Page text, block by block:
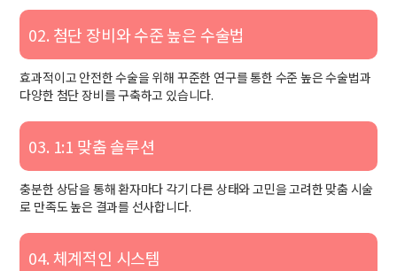
02. 첨단 장비와 수준 높은 수술법
효과적이고 안전한 수술을 위해 꾸준한 연구를 통한 수준 높은 수술법과
다양한 첨단 장비를 구축하고 있습니다.
03. 1:1 맞춤 솔루션
충분한 상담을 통해 환자마다 각기 다른 상태와 고민을 고려한 맞춤 시술
로 만족도 높은 결과를 선사합니다.
04. 체계적인 시스템